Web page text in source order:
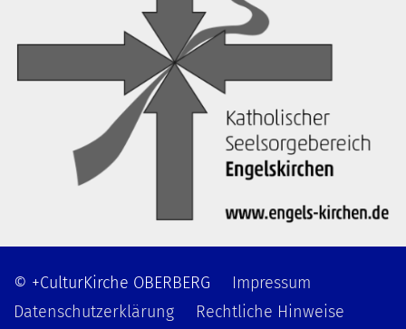
© +CulturKirche OBERBERG
Impressum
Datenschutzerklärung
Rechtliche Hinweise